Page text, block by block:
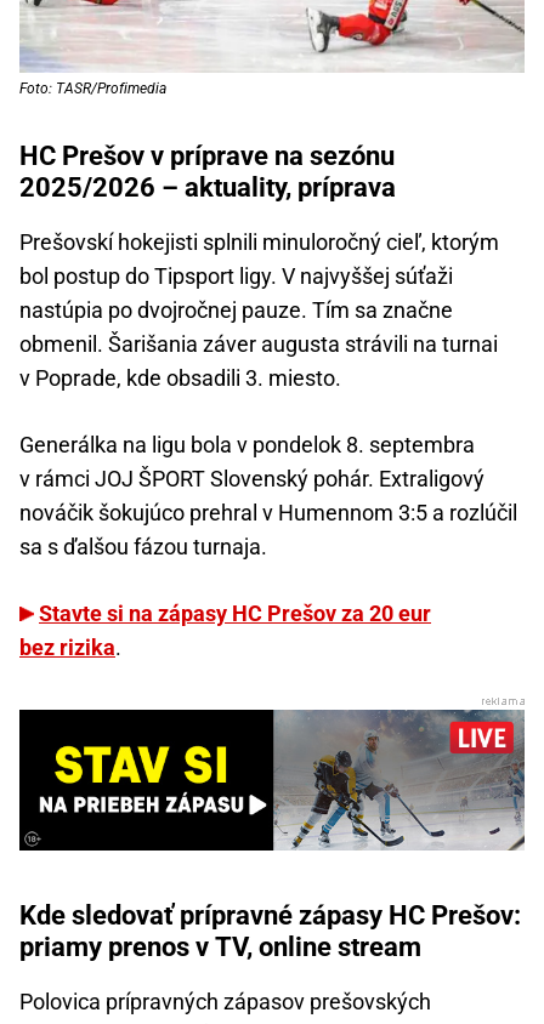
Foto: TASR/Profimedia
HC Prešov v príprave na sezónu
2025/2026 – aktuality, príprava
Prešovskí hokejisti splnili minuloročný cieľ, ktorým
bol postup do Tipsport ligy. V najvyššej súťaži
nastúpia po dvojročnej pauze. Tím sa značne
obmenil. Šarišania záver augusta strávili na turnai
v Poprade, kde obsadili 3. miesto.
Generálka na ligu bola v pondelok 8. septembra
v rámci JOJ ŠPORT Slovenský pohár. Extraligový
nováčik šokujúco prehral v Humennom 3:5 a rozlúčil
sa s ďalšou fázou turnaja.
Stavte si na zápasy HC Prešov za 20 eur
bez rizika.
Kde sledovať prípravné zápasy HC Prešov:
priamy prenos v TV, online stream
Polovica prípravných zápasov prešovských